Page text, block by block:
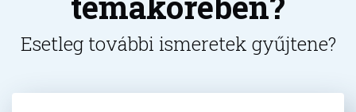
Esetleg további ismeretek gyűjtene?